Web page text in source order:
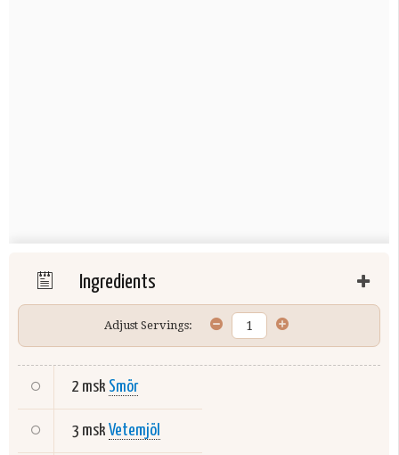
Ingredients
Adjust Servings:
2 msk Smör
3 msk Vetemjöl